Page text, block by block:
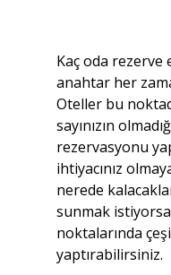
Kaç oda rezerve
anahtar her
Oteller bu
sayınızın
rezervasyonu
ihtiyacınız
nerede
sunmak
noktalarında
yaptırabilirsiniz.